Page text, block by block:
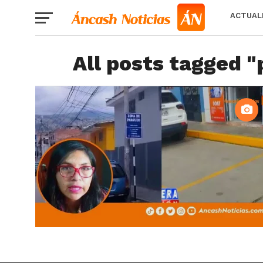
All posts tagged